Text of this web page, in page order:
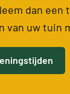
dan een
van uw tuin